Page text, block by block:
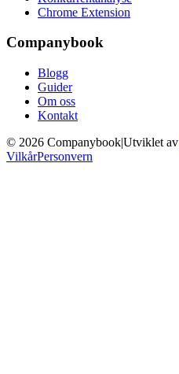
Chrome Extension
Companybook
Blogg
Guider
Om oss
Kontakt
© 2026 Companybook|Utviklet av
VilkårPersonvern